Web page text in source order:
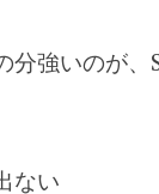
分強いのが、
ない